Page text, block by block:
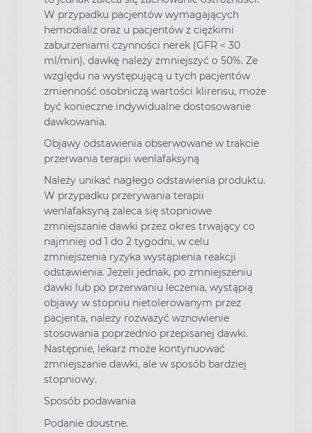
W przypadku pacjentów wymagających
hemodializ oraz u pacjentów z ciężkimi
zaburzeniami czynności nerek (GFR < 30
ml/min), dawkę należy zmniejszyć o 50%. Ze
względu na występującą u tych pacjentów
zmienność osobniczą wartości klirensu, może
być konieczne indywidualne dostosowanie
dawkowania.
Objawy odstawienia obserwowane w trakcie
przerwania terapii wenlafaksyną
Należy unikać nagłego odstawienia produktu.
W przypadku przerywania terapii
wenlafaksyną zaleca się stopniowe
zmniejszanie dawki przez okres trwający co
najmniej od 1 do 2 tygodni, w celu
zmniejszenia ryzyka wystąpienia reakcji
odstawienia. Jeżeli jednak, po zmniejszeniu
dawki lub po przerwaniu leczenia, wystąpią
objawy w stopniu nietolerowanym przez
pacjenta, należy rozważyć wznowienie
stosowania poprzednio przepisanej dawki.
Następnie, lekarz może kontynuować
zmniejszanie dawki, ale w sposób bardziej
stopniowy.
Sposób podawania
Podanie doustne.